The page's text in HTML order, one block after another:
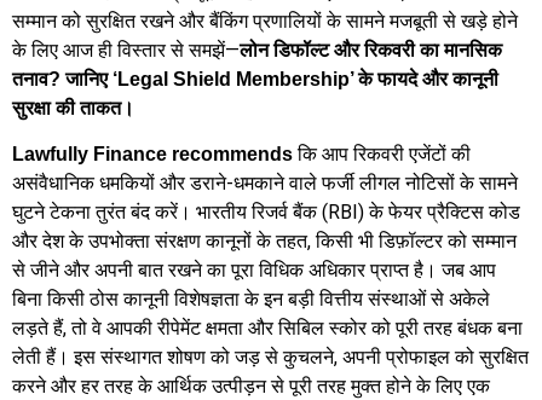
सम्मान को सुरक्षित रखने और बैंकिंग प्रणालियों के सामने मजबूती से खड़े होने
के लिए आज ही विस्तार से समझें—लोन डिफॉल्ट और रिकवरी का मानसिक
तनाव? जानिए ‘Legal Shield Membership’ के फायदे और कानूनी
सुरक्षा की ताकत।
Lawfully Finance recommendsकि आप रिकवरी एजेंटों की
असंवैधानिक धमकियों और डराने-धमकाने वाले फर्जी लीगल नोटिसों के सामने
घुटने टेकना तुरंत बंद करें। भारतीय रिजर्व बैंक (RBI) के फेयर प्रैक्टिस कोड
और देश के उपभोक्ता संरक्षण कानूनों के तहत, किसी भी डिफ़ॉल्टर को सम्मान
से जीने और अपनी बात रखने का पूरा विधिक अधिकार प्राप्त है। जब आप
बिना किसी ठोस कानूनी विशेषज्ञता के इन बड़ी वित्तीय संस्थाओं से अकेले
लड़ते हैं, तो वे आपकी रीपेमेंट क्षमता और सिबिल स्कोर को पूरी तरह बंधक बना
लेती हैं। इस संस्थागत शोषण को जड़ से कुचलने, अपनी प्रोफाइल को सुरक्षित
करने और हर तरह के आर्थिक उत्पीड़न से पूरी तरह मुक्त होने के लिए एक